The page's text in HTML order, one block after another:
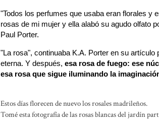
"Todos los perfumes que usaba eran florales y
rosas de mi mujer y ella alabó su agudo olfato
Paul Porter.
"La rosa", continuaba K.A. Porter en su artículo
eterna. Y después, esa rosa de fuego: ese
esa rosa que sigue iluminando la
Estos días florecen de nuevo los rosales madrileños.
Tomé esta fotografía de las rosas blancas del jardín